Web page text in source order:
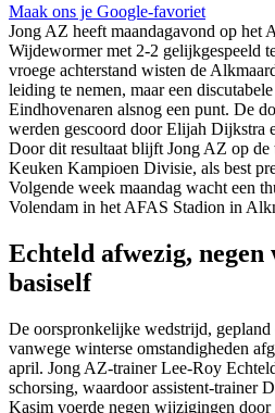
Maak ons je Google-favoriet
Jong AZ heeft maandagavond op het
Wijdewormer met 2-2 gelijkgespeeld
vroege achterstand wisten de
leiding te nemen, maar een
Eindhovenaren alsnog een punt. De
werden gescoord door Elijah Dijkstra
Door dit resultaat blijft Jong AZ op de
Keuken Kampioen Divisie, als best
Volgende week maandag wacht een
Volendam in het AFAS Stadion in
Echteld afwezig,
basiself
De oorspronkelijke wedstrijd,
vanwege winterse omstandigheden
april. Jong AZ-trainer Lee-Roy
schorsing, waardoor assistent-trainer
Kasim voerde negen wijzigingen door